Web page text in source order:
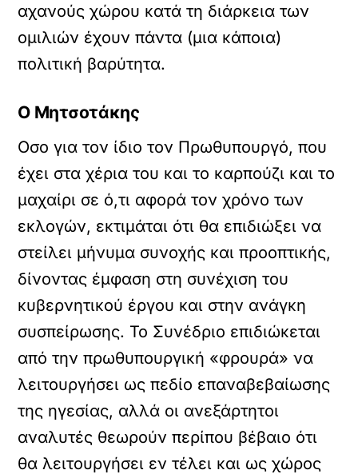
αχανούς χώρου κατά τη διάρκεια των
ομιλιών έχουν πάντα (μια κάποια)
πολιτική βαρύτητα.
Ο Μητσοτάκης
Οσο για τον ίδιο τον Πρωθυπουργό, που
έχει στα χέρια του και το καρπούζι και το
μαχαίρι σε ό,τι αφορά τον χρόνο των
εκλογών, εκτιμάται ότι θα επιδιώξει να
στείλει μήνυμα συνοχής και προοπτικής,
δίνοντας έμφαση στη συνέχιση του
κυβερνητικού έργου και στην ανάγκη
συσπείρωσης. Το Συνέδριο επιδιώκεται
από την πρωθυπουργική «φρουρά» να
λειτουργήσει ως πεδίο επαναβεβαίωσης
της ηγεσίας, αλλά οι ανεξάρτητοι
αναλυτές θεωρούν περίπου βέβαιο ότι
θα λειτουργήσει εν τέλει και ως χώρος